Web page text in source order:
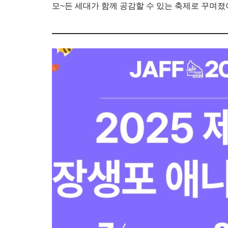
모~든 세대가 함께 공감할 수 있는 축제로 꾸며졌